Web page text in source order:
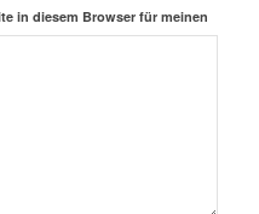
in diesem Browser für meinen